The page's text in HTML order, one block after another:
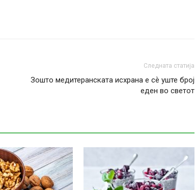
Следната статија
Зошто медитеранската исхрана е сѐ уште број
еден во светот